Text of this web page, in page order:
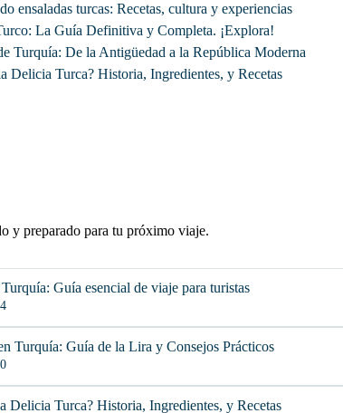
ensaladas turcas: Recetas, cultura y experiencias
La Guía Definitiva y Completa. ¡Explora!
Turquía: De la Antigüedad a la República Moderna
Delicia Turca? Historia, Ingredientes, y Recetas
y preparado para tu próximo viaje.
Guía esencial de viaje para turistas
Turquía: Guía de la Lira y Consejos Prácticos
Delicia Turca? Historia, Ingredientes, y Recetas